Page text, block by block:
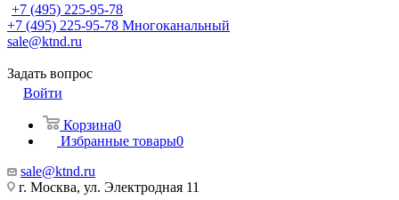
+7 (495) 225-95-78
+7 (495) 225-95-78 Многоканальный
sale@ktnd.ru
Задать вопрос
Войти
Корзина0
Избранные товары0
sale@ktnd.ru
г. Москва, ул. Электродная 11